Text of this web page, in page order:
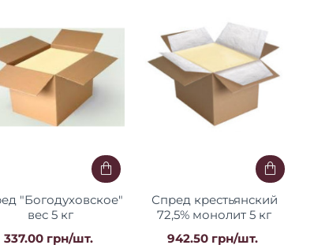
"Богодуховское"
вес 5 кг
337.00 грн/шт.
Спред крестьянский
72,5% монолит 5 кг
942.50 грн/шт.